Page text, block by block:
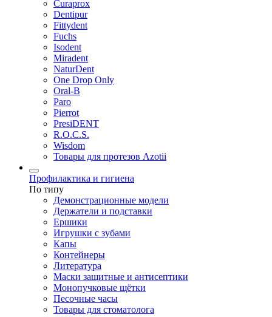
Curaprox
Dentipur
Fittydent
Fuchs
Isodent
Miradent
NaturDent
One Drop Only
Oral-B
Paro
Pierrot
PresiDENT
R.O.C.S.
Wisdom
Товары для протезов Azotii
Профилактика и гигиена
По типу
Демонстрационные модели
Держатели и подставки
Ершики
Игрушки с зубами
Капы
Контейнеры
Литература
Маски защитные и антисептики
Монопучковые щётки
Песочные часы
Товары для стоматолога